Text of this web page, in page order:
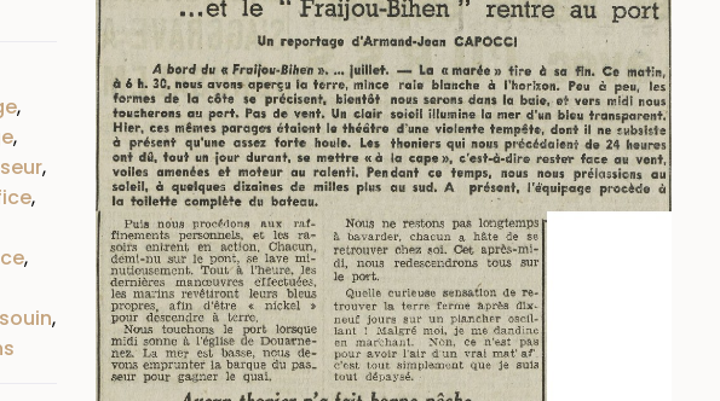
,
,
,
,
,
,